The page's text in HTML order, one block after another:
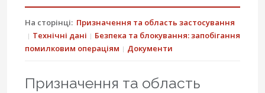
На сторінці: Призначення та область застосування
Технічні дані
Безпека та блокування: запобігання
помилковим операціям
Документи
Призначення та область